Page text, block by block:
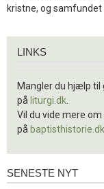
kristne, og samfundet
LINKS
Mangler du hjælp til
på liturgi.dk
Vil du vide mere
på baptisthistorie.dk
Seneste
SENESTE NYT